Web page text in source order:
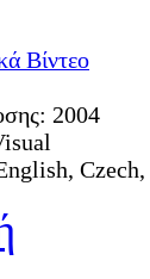
Βίντεο
2004